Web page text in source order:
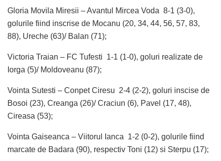
Gloria Movila Miresii – Avantul Mircea Voda 8-1 (3-0),
golurile fiind inscrise de Mocanu (20, 34, 44, 56, 57, 83,
88), Ureche (63)/ Balan (71);
Victoria Traian – FC Tufesti 1-1 (1-0), goluri realizate de
Iorga (5)/ Moldoveanu (87);
Vointa Sutesti – Conpet Ciresu 2-4 (2-2), goluri inscise de
Bosoi (23), Creanga (26)/ Craciun (6), Pavel (17, 48),
Cireasa (53);
Vointa Gaiseanca – Viitorul Ianca 1-2 (0-2), golurile fiind
marcate de Badara (90), respectiv Toni (12) si Sterpu (17);